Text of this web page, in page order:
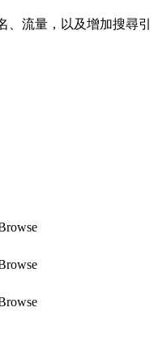
流量，以及增加搜尋引